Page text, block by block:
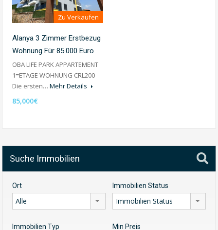
Zu Verkaufen
Alanya 3 Zimmer Erstbezug
Wohnung Für 85.000 Euro
OBA LIFE PARK APPARTEMENT
1=ETAGE WOHNUNG CRL200
Die ersten… Mehr Details
85,000€
Suche Immobilien
Ort
Alle
Immobilien Status
Immobilien Status
Immobilien Typ Min Preis